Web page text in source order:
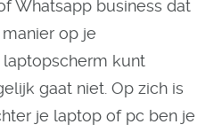
Whatsapp business dat
op je
kunt
gaat niet. Op zich is
je laptop of pc ben je